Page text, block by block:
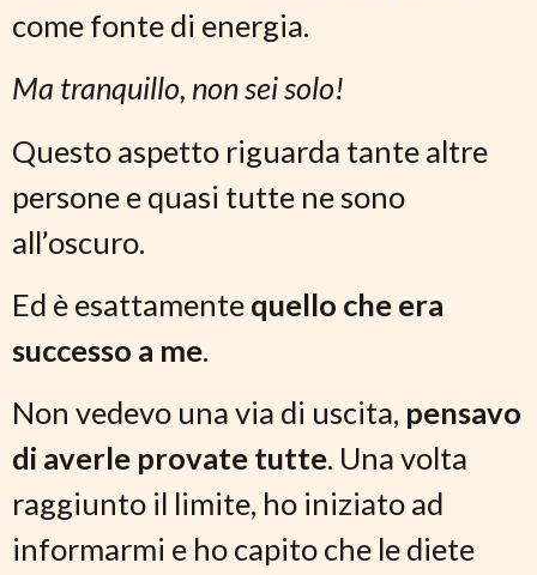
come fonte di energia.
Ma tranquillo, non sei solo!
Questo aspetto riguarda tante altre
persone e quasi tutte ne sono
all’oscuro.
Ed è esattamente quello che era
successo a me.
Non vedevo una via di uscita, pensavo
di averle provate tutte. Una volta
raggiunto il limite, ho iniziato ad
informarmi e ho capito che le diete